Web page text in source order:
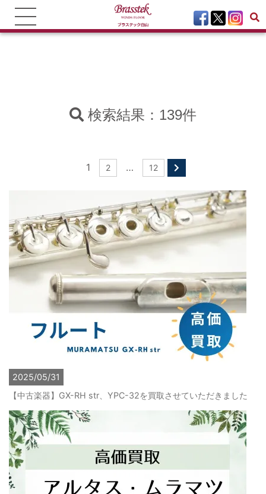
検索結果：139件
1 2 … 12
2025/05/31
【中古楽器】GX-RH str、YPC-32を買取させていただきました